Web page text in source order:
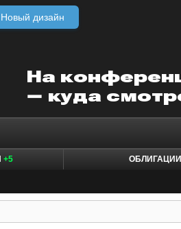
Новый дизайн
+5 ОБЛИГАЦИИ